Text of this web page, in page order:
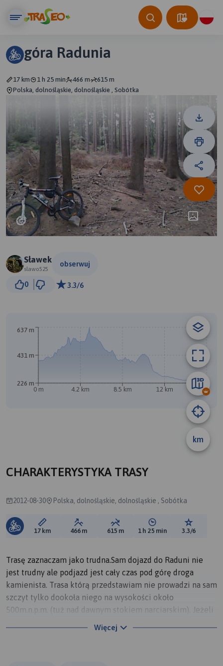
góra Radunia
17 km 1 h 25 min 466 m
615 m
Polska, dolnośląskie, dolnośląskie , Sobótka
Sławek
slawo525
obserwuj
0 3.3/6
km
0 m 4.2 km 8.5 km 12 km 17 km
226 m
431 m
637 m
CHARAKTERYSTYKA TRASY
2012-08-30 Polska, dolnośląskie, dolnośląskie , Sobótka
Długość trasy:
17 km Suma przewyższeń:
466 m Suma spadków:
615 m Średni czas potrzebny
1 h 25 min Ocena
3.3/6
Trasę zaznaczam jako trudna.Sam dojazd do Raduni nie
jest trudny ale podjazd jest cały czas pod górę droga
kamienista. Trasa którą przedstawiam nie prowadzi na sam
szczyt tylko dookoła niego na wysokości około
500m.n.p.m. (tuż nad dawnym stokiem narciarskim). Jeżeli
możliwość, jest bardzo trudno bo mnóstwo luźnych
Więcej